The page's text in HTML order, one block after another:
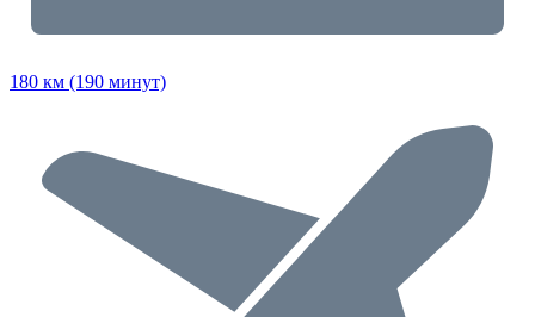
180 км (190 минут)